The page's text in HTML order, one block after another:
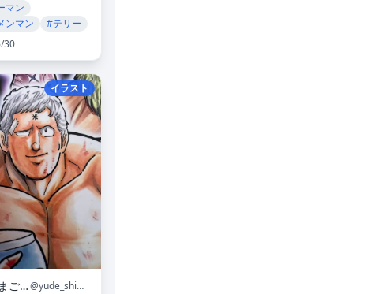
マン
ンマン
#テリー
30
イラスト
ゆでたまご嶋田
@yude_shimada